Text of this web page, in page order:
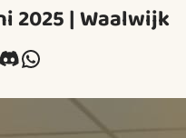
2025 | Waalwijk
Discord
WhatsApp